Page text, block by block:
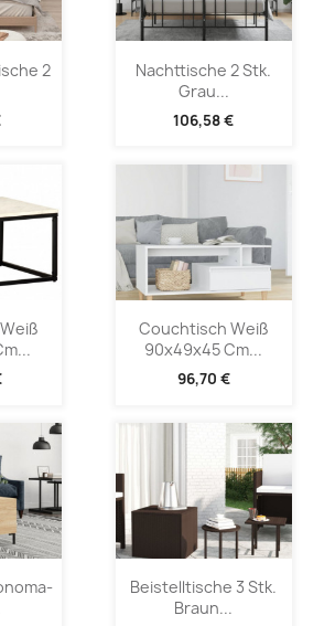
2
Nachttische 2 Stk.
Grau...
106,58 €
Couchtisch Weiß
90x49x45 Cm...
96,70 €
Beistelltische 3 Stk.
Braun...